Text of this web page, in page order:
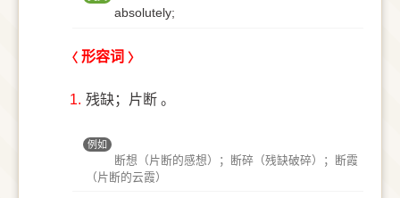
absolutely;
形容词
1. 残缺；片断 。
例如
断想（片断的感想）；断碎（残缺破碎）；断霞
（片断的云霞）